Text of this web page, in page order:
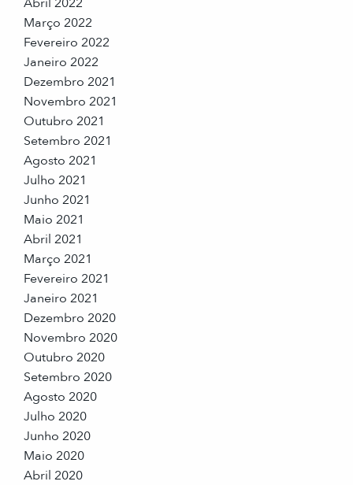
Março 2022
Fevereiro 2022
Janeiro 2022
Dezembro 2021
Novembro 2021
Outubro 2021
Setembro 2021
Agosto 2021
Julho 2021
Junho 2021
Maio 2021
Abril 2021
Março 2021
Fevereiro 2021
Janeiro 2021
Dezembro 2020
Novembro 2020
Outubro 2020
Setembro 2020
Agosto 2020
Julho 2020
Junho 2020
Maio 2020
Abril 2020